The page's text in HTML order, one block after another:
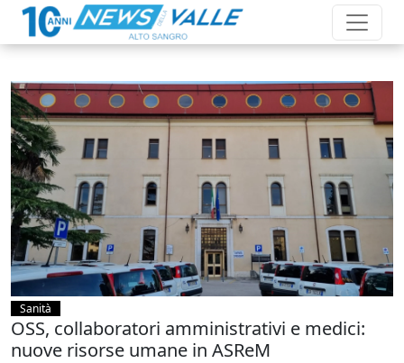
Sanità
OSS, collaboratori amministrativi e medici:
nuove risorse umane in ASReM